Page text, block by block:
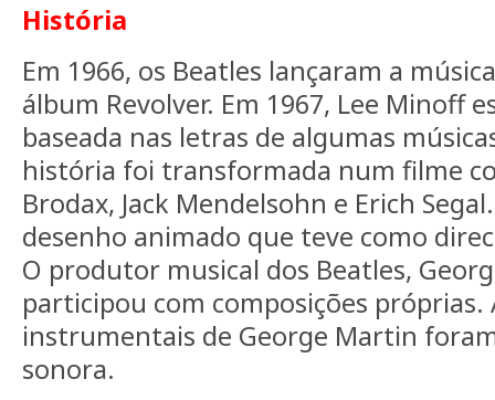
História
Em 1966, os Beatles lançaram a
álbum Revolver. Em 1967, Lee Minoff
baseada nas letras de algumas
história foi transformada num filme
Brodax, Jack Mendelsohn e Erich
desenho animado que teve como
O produtor musical dos Beatles,
participou com composições próprias.
instrumentais de George Martin
sonora.